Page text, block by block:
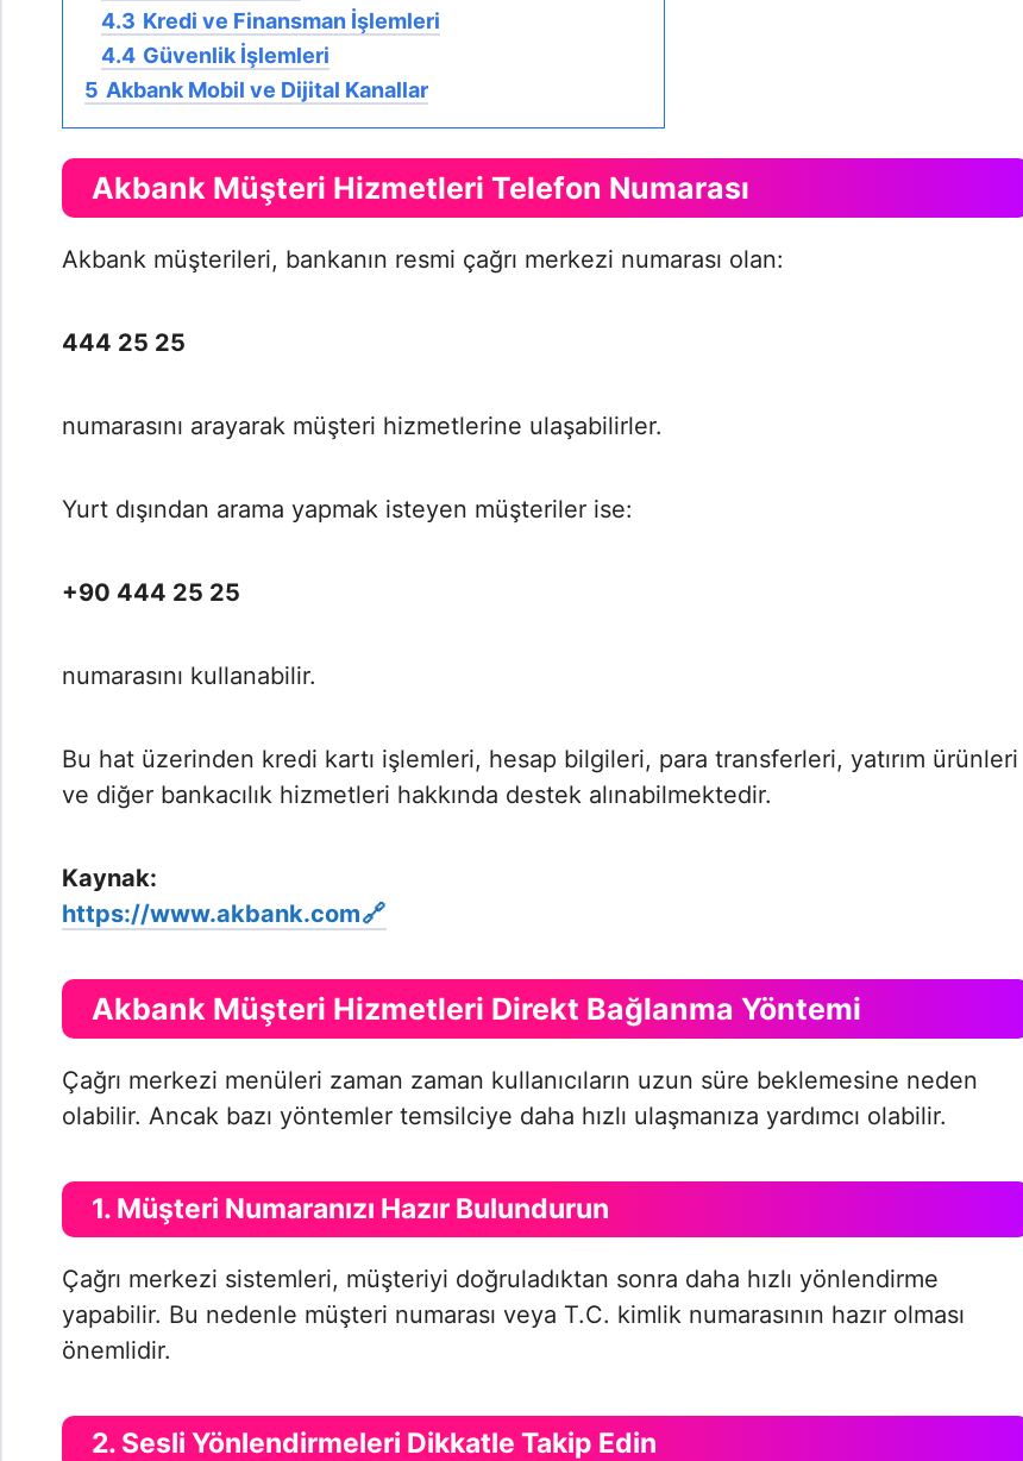
4.3 Kredi ve Finansman İşlemleri
4.4 Güvenlik İşlemleri
5 Akbank Mobil ve Dijital Kanallar
Akbank Müşteri Hizmetleri Telefon Numarası
Akbank müşterileri, bankanın resmi çağrı merkezi numarası olan:
444 25 25
numarasını arayarak müşteri hizmetlerine ulaşabilirler.
Yurt dışından arama yapmak isteyen müşteriler ise:
+90 444 25 25
numarasını kullanabilir.
Bu hat üzerinden kredi kartı işlemleri, hesap bilgileri, para transferleri, yatırım ürünleri
ve diğer bankacılık hizmetleri hakkında destek alınabilmektedir.
Kaynak:
https://www.akbank.com
Akbank Müşteri Hizmetleri Direkt Bağlanma Yöntemi
Çağrı merkezi menüleri zaman zaman kullanıcıların uzun süre beklemesine neden
olabilir. Ancak bazı yöntemler temsilciye daha hızlı ulaşmanıza yardımcı olabilir.
1. Müşteri Numaranızı Hazır Bulundurun
Çağrı merkezi sistemleri, müşteriyi doğruladıktan sonra daha hızlı yönlendirme
yapabilir. Bu nedenle müşteri numarası veya T.C. kimlik numarasının hazır olması
önemlidir.
2. Sesli Yönlendirmeleri Dikkatle Takip Edin